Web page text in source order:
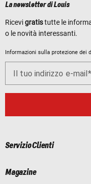
La newsletter di Louis
Ricevigratistutte le
o le novità interessanti.
Informazioni sulla protezione dei
Il tuo indirizzo e-mail
Servizio Clienti
Magazine